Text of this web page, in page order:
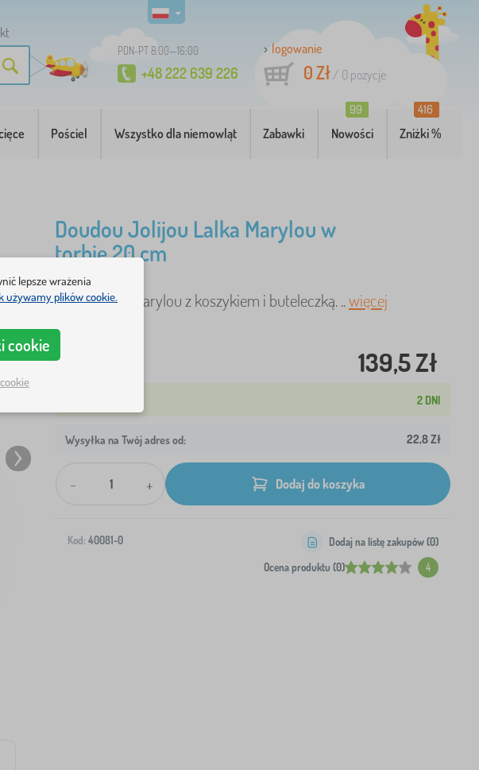
PON-PT 8:00—16:00
+48 222 639 226
logowanie
0 Zł/ 0 pozycje
Pościel Wszystko dla niemowląt Zabawki Nowości
99
Zniżki %
416
Doudou Jolijou Lalka Marylou w
torbie 20 cm
Miękka lalka Marylou z koszykiem i buteleczką. ..więcej
139,5 Zł
2 DNI
Wysyłka na Twój adres od: 22,8 Zł
- + Dodaj do koszyka
Kod: 40081-0
Ocena produktu (0) 4
Dodaj na listę zakupów (0)
lepsze wrażenia
używamy plików cookie.
cookie